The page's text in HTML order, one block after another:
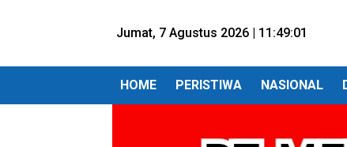
Jumat, 7 Agustus 2026 | 11:49:02
HOME PERISTIWA NASIONAL